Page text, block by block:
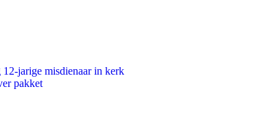
jarige misdienaar in kerk
pakket